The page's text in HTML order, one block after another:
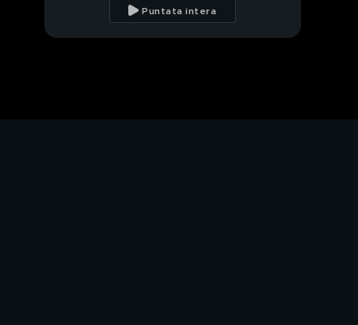
Puntata intera